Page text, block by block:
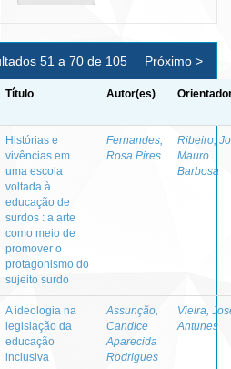
51 a 70 de 105 Próximo >
Título Autor(es)
Histórias e
vivências em
uma escola
voltada à
educação de
surdos : a arte
como meio de
promover o
protagonismo do
sujeito surdo
Fernandes,
Rosa Pires
Ribeiro,
Mauro
Barbosa
A ideologia na
legislação da
educação
inclusiva
Assunção,
Candice
Aparecida
Rodrigues
Vieira,
Antunes